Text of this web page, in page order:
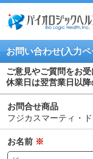
お問い合わせ(入力
ご意見やご質問をお受
休業日は翌営業日以降
お問合せ商品
フジカスマーティ・
お名前 ※